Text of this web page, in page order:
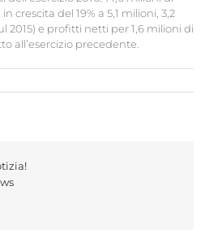
crescita del 19% a 5,1 milioni, 3,2
2015) e profitti netti per 1,6 milioni di
all’esercizio precedente.